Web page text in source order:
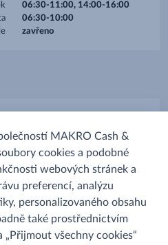
06:30-11:00, 14:00-16:00
06:30-10:00
zavřeno
kartou
alkoholu
uzenin
MAKRO Cash &
cookies a podobné
webových stránek a
preferencí, analýzu
personalizovaného obsahu
také prostřednictvím
všechny cookies“